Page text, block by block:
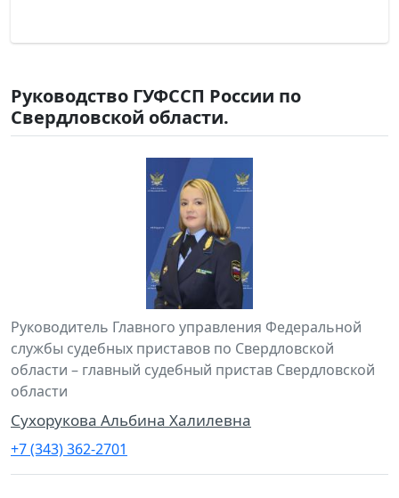
Руководство ГУФССП России по
Свердловской области.
Руководитель Главного управления Федеральной
службы судебных приставов по Свердловской
области – главный судебный пристав Свердловской
области
Сухорукова Альбина Халилевна
+7 (343) 362-2701